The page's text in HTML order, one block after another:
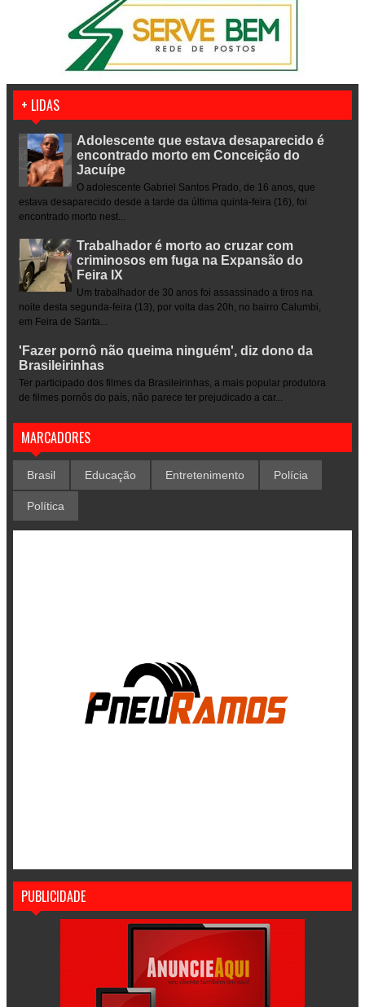
+ LIDAS
Adolescente que estava desaparecido é
encontrado morto em Conceição do
Jacuípe
O adolescente Gabriel Santos Prado, de 16 anos, que
estava desaparecido desde a tarde da última quinta-feira (16), foi
encontrado morto nest...
Trabalhador é morto ao cruzar com
criminosos em fuga na Expansão do
Feira IX
Um trabalhador de 30 anos foi assassinado a tiros na
noite desta segunda-feira (13), por volta das 20h, no bairro Calumbi,
em Feira de Santa...
'Fazer pornô não queima ninguém', diz dono da
Brasileirinhas
Ter participado dos filmes da Brasileirinhas, a mais popular produtora
de filmes pornôs do país, não parece ter prejudicado a car...
MARCADORES
Brasil Educação Entretenimento Polícia
Política
PUBLICIDADE